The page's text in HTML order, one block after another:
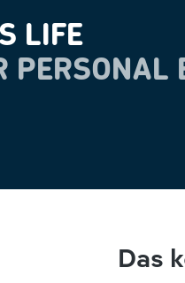
LIFE
PERSONAL
Das